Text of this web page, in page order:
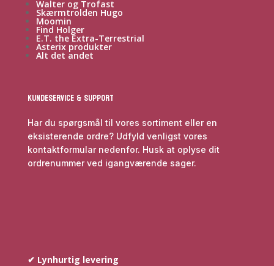
Walter og Trofast
Skærmtrolden Hugo
Moomin
Find Holger
E.T. the Extra-Terrestrial
Asterix produkter
Alt det andet
Kundeservice & Support
Har du spørgsmål til vores sortiment eller en
eksisterende ordre? Udfyld venligst vores
kontaktformular nedenfor. Husk at oplyse dit
ordrenummer ved igangværende sager.
✔ Lynhurtig levering